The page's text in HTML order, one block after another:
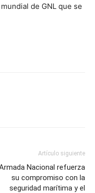
de GNL que se
Artículo siguiente
Nacional refuerza
su compromiso con la
seguridad marítima y el